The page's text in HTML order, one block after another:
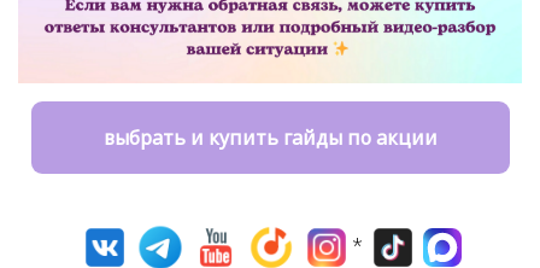
выбрать и купить гайды по акции
*